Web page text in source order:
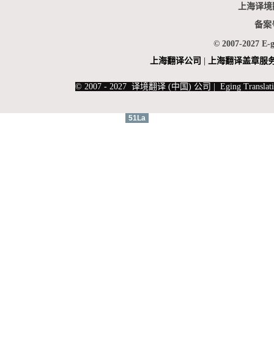
上海译
备案
© 2007-2027 E-
上海翻译公司 上海翻译盖章服
© 2007 - 2027 译境翻译 (中国) 公司 | Eging
51La